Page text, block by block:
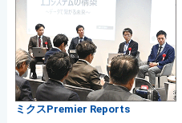
ミクスPremier Reports